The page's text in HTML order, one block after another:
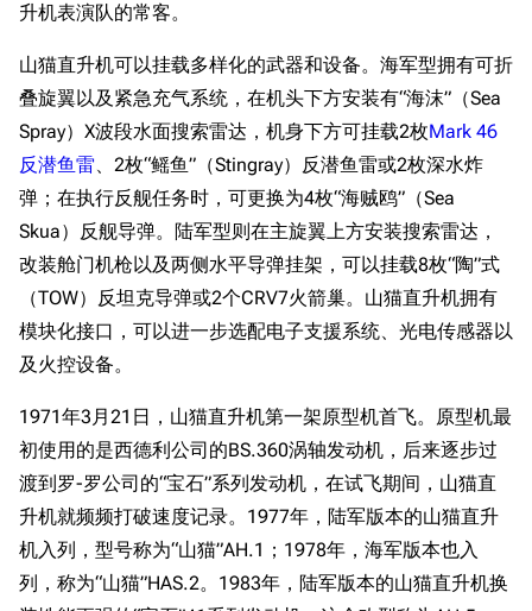
升机表演队的常客。
山猫直升机可以挂载多样化的武器和设备。海军型拥有可折
叠旋翼以及紧急充气系统，在机头下方安装有“海沫”（Sea
Spray）X波段水面搜索雷达，机身下方可挂载2枚Mark 46
反潜鱼雷、2枚“鳐鱼”（Stingray）反潜鱼雷或2枚深水炸
弹；在执行反舰任务时，可更换为4枚“海贼鸥”（Sea
Skua）反舰导弹。陆军型则在主旋翼上方安装搜索雷达，
改装舱门机枪以及两侧水平导弹挂架，可以挂载8枚“陶”式
（TOW）反坦克导弹或2个CRV7火箭巢。山猫直升机拥有
模块化接口，可以进一步选配电子支援系统、光电传感器以
及火控设备。
1971年3月21日，山猫直升机第一架原型机首飞。原型机最
初使用的是西德利公司的BS.360涡轴发动机，后来逐步过
渡到罗-罗公司的“宝石”系列发动机，在试飞期间，山猫直
升机就频频打破速度记录。1977年，陆军版本的山猫直升
机入列，型号称为“山猫”AH.1；1978年，海军版本也入
列，称为“山猫”HAS.2。1983年，陆军版本的山猫直升机换